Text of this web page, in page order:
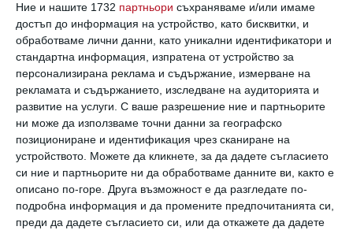
Ние и нашите 1732 партньори съхраняваме и/или имаме
достъп до информация на устройство, като бисквитки, и
обработваме лични данни, като уникални идентификатори и
стандартна информация, изпратена от устройство за
персонализирана реклама и съдържание, измерване на
рекламата и съдържанието, изследване на аудиторията и
развитие на услуги. С ваше разрешение ние и партньорите
ни може да използваме точни данни за географско
позициониране и идентификация чрез сканиране на
устройството. Можете да кликнете, за да дадете съгласието
си ние и партньорите ни да обработваме данните ви, както е
описано по-горе. Друга възможност е да разгледате по-
подробна информация и да промените предпочитанията си,
преди да дадете съгласието си, или да откажете да дадете
Каква е връзката между теглото и красотата
Някои изследвания показаха, че жените с по-висок
индекс на телесна маса получават по-малко пари в
сравнение с тези с по-слаба фигура
17 април 2025 г.